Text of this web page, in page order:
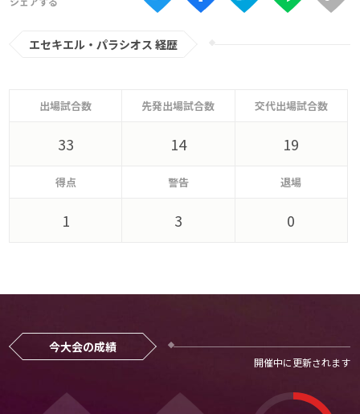
Android
TV
エセキエル・パラシオス 経歴
出場試合数
33
先発出場試合数
14
交代出場試合数
19
得点
1
警告
3
退場
0
今大会の成績